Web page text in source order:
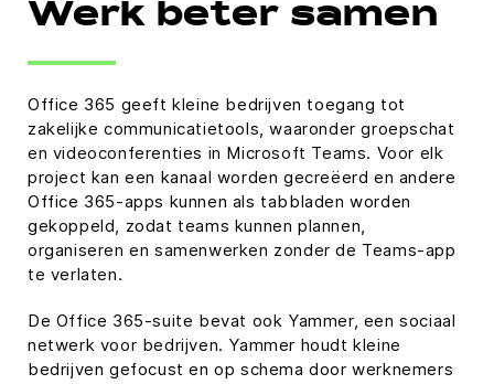
Werk beter samen
Office 365 geeft kleine bedrijven toegang tot
zakelijke communicatietools, waaronder groepschat
en videoconferenties in Microsoft Teams. Voor elk
project kan een kanaal worden gecreëerd en andere
Office 365-apps kunnen als tabbladen worden
gekoppeld, zodat teams kunnen plannen,
organiseren en samenwerken zonder de Teams-app
te verlaten.
De Office 365-suite bevat ook Yammer, een sociaal
netwerk voor bedrijven. Yammer houdt kleine
bedrijven gefocust en op schema door werknemers